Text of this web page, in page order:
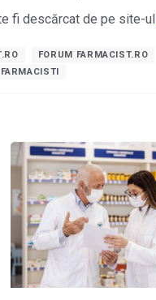
fi descărcat de pe site-ul
FORUM FARMACIST.RO
FARMACISTI